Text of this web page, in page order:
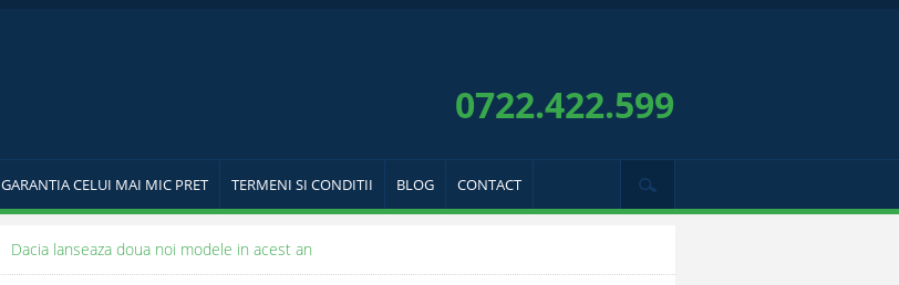
0722.422.599
GARANTIA CELUI MAI MIC PRET TERMENI SI CONDITII BLOG CONTACT
Dacia lanseaza doua noi modele in acest an